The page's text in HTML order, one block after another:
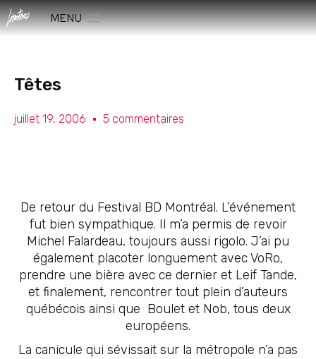
MENU
Têtes
juillet 19, 2006 5 commentaires
De retour du Festival BD Montréal. L’événement
fut bien sympathique. Il m’a permis de revoir
Michel Falardeau, toujours aussi rigolo. J’ai pu
également placoter longuement avec VoRo,
prendre une bière avec ce dernier et Leif Tande,
et finalement, rencontrer tout plein d’auteurs
québécois ainsi que Boulet et Nob, tous deux
européens.
La canicule qui sévissait sur la métropole n’a pas